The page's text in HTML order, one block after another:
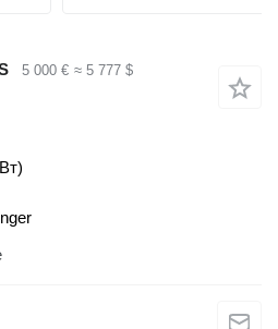
5 000 € ≈ 5 777 $